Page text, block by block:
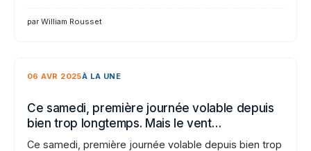
par William Rousset
06 AVR 2025À LA UNE
Ce samedi, première journée volable depuis
bien trop longtemps. Mais le vent…
Ce samedi, première journée volable depuis bien trop